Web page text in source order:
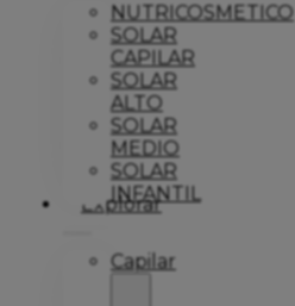
NUTRICOSMETICO
SOLAR
CAPILAR
SOLAR
ALTO
SOLAR
MEDIO
SOLAR
INFANTIL
Explorar
Capilar